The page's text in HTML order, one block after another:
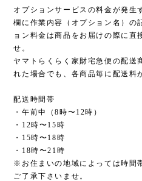
オプションサービスの料金が発生
欄に作業内容（オプション名）の
ョン料金は商品をお届けの際に直
せ。
ヤマトらくらく家財宅急便の配送
れた場合でも、各商品毎に配送料
配送時間帯
・午前中（8時〜12時）
・12時〜15時
・15時〜18時
・18時〜21時
※お住まいの地域によっては時間
ご了承下さいませ。